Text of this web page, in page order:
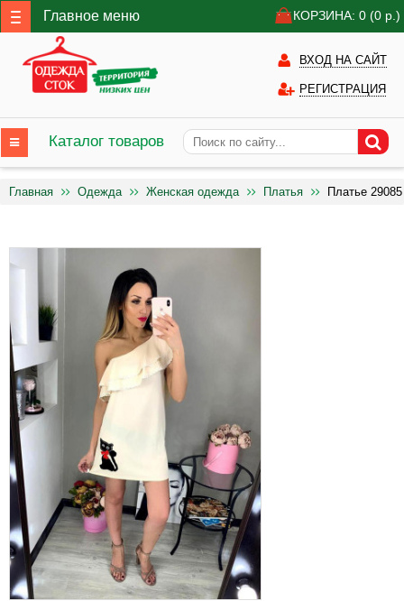
Главное меню КОРЗИНА: 0 (0 р.)
ВХОД НА САЙТ
РЕГИСТРАЦИЯ
Каталог товаров
Главная Одежда Женская одежда Платья Платье 29085